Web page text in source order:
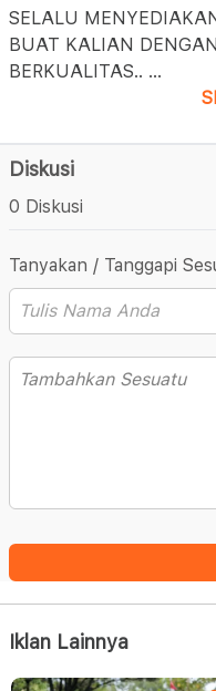
SELALU
BUAT KALIAN
BERKUALITAS.. ...
Diskusi
0 Diskusi
Tanyakan / Tanggapi
Iklan Lainnya